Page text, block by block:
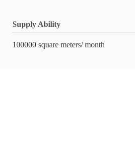
Supply Ability
100000 square meters/ month